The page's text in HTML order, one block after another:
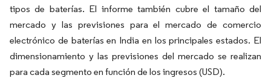
tipos de baterías. El informe también cubre el tamaño del
mercado y las previsiones para el mercado de comercio
electrónico de baterías en India en los principales estados. El
dimensionamiento y las previsiones del mercado se realizan
para cada segmento en función de los ingresos (USD).